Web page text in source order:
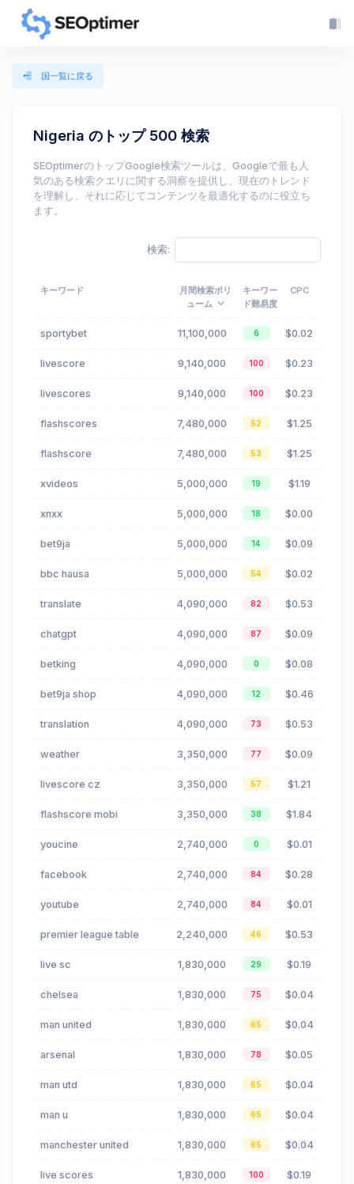
国一覧に戻る
Nigeria のトップ 500 検索
SEOptimerのトップGoogle検索ツールは、Googleで最も人
気のある検索クエリに関する洞察を提供し、現在のトレンド
を理解し、それに応じてコンテンツを最適化するのに役立ち
ます。
検索:
キーワード
月間検索ボリ
ューム
キーワー
ド難易度
CPC
sportybet 11,100,000 6 $0.02
livescore 9,140,000 100 $0.23
livescores 9,140,000 100 $0.23
flashscores 7,480,000 52 $1.25
flashscore 7,480,000 53 $1.25
xvideos 5,000,000 19 $1.19
xnxx 5,000,000 18 $0.00
bet9ja 5,000,000 14 $0.09
bbc hausa 5,000,000 54 $0.02
translate 4,090,000 82 $0.53
chatgpt 4,090,000 87 $0.09
betking 4,090,000 0 $0.08
bet9ja shop 4,090,000 12 $0.46
translation 4,090,000 73 $0.53
weather 3,350,000 77 $0.09
livescore cz 3,350,000 57 $1.21
flashscore mobi 3,350,000 38 $1.84
youcine 2,740,000 0 $0.01
facebook 2,740,000 84 $0.28
youtube 2,740,000 84 $0.01
premier league table 2,240,000 46 $0.53
live sc 1,830,000 29 $0.19
chelsea 1,830,000 75 $0.04
man united 1,830,000 65 $0.04
arsenal 1,830,000 78 $0.05
man utd 1,830,000 65 $0.04
man u 1,830,000 65 $0.04
manchester united 1,830,000 65 $0.04
live scores 1,830,000 100 $0.19